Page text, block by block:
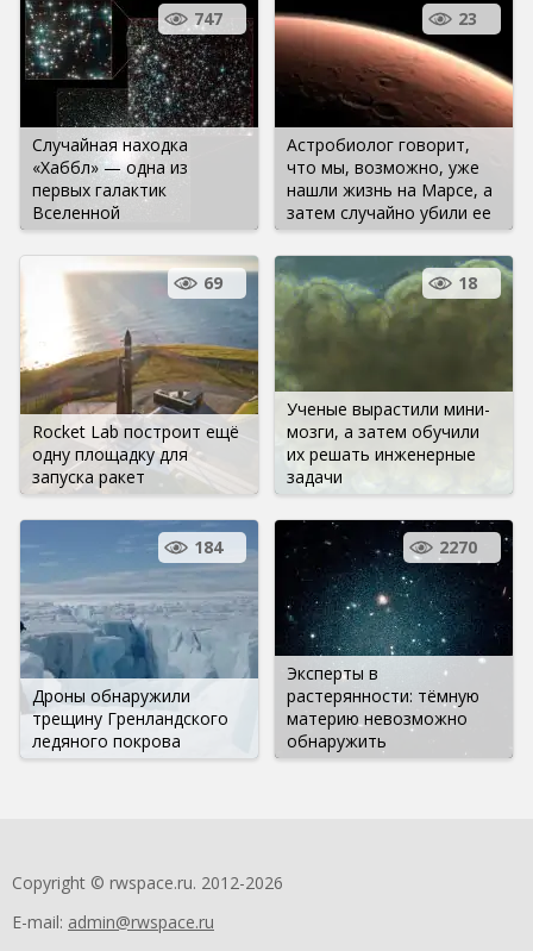
Случайная находка
«Хаббл» — одна из
первых галактик
Вселенной
747
Астробиолог говорит,
что мы, возможно, уже
нашли жизнь на Марсе, а
затем случайно убили ее
23
Rocket Lab построит ещё
одну площадку для
запуска ракет
69
Ученые вырастили мини-
мозги, а затем обучили
их решать инженерные
задачи
18
Дроны обнаружили
трещину Гренландского
ледяного покрова
184
Эксперты в
растерянности: тёмную
материю невозможно
обнаружить
2270
Copyright © rwspace.ru. 2012-2026
E-mail: admin@rwspace.ru